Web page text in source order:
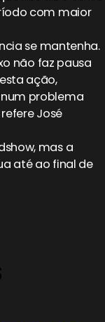
com maior
se mantenha.
não faz pausa
ação,
problema
José
mas a
até ao final de